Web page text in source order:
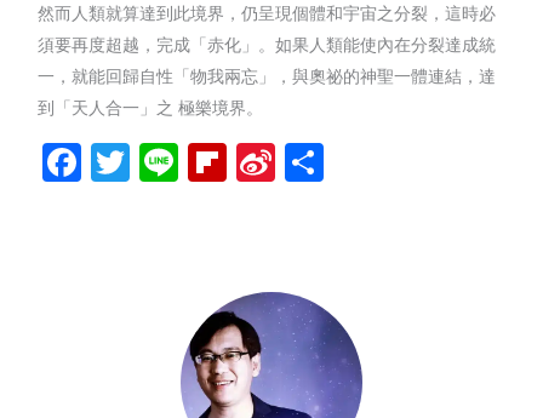
然而人類就算達到此境界，仍呈現個體和宇宙之分裂，這時必
須要再度超越，完成「赤化」。如果人類能使內在分裂達成統
一，就能回歸自性「物我兩忘」，與奧祕的神聖一體連結，達
到「天人合一」之 極樂境界。
Facebook
Twitter
LineFlipboard
Sina